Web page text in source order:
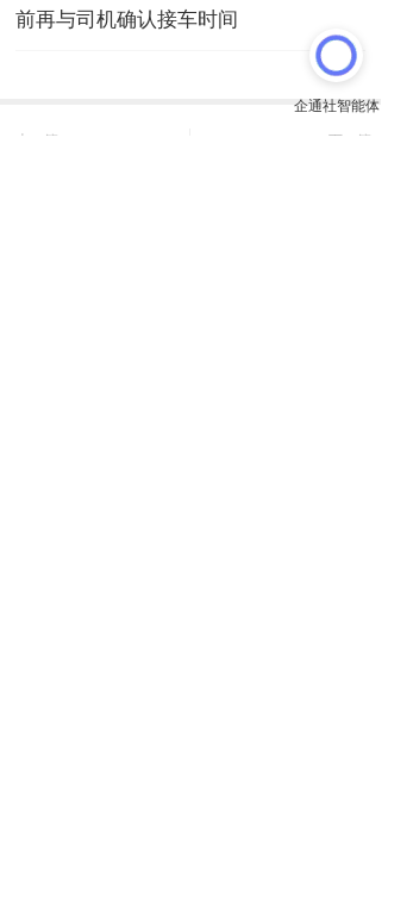
前再与司机确认接车时间
上一篇 下一篇